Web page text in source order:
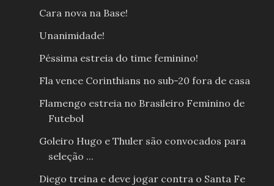
Cara nova na Base!
Unanimidade!
Péssima estreia do time feminino!
Fla vence Corinthians no sub-20 fora de casa
Flamengo estreia no Brasileiro Feminino de
Futebol
Goleiro Hugo e Thuler são convocados para
seleção ...
Diego treina e deve jogar contra o Santa Fe